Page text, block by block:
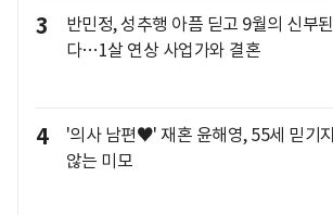
3
반민정, 성추행 아픔 딛고 9월의 신부된
다…1살 연상 사업가와 결혼
4
'의사 남편♥' 재혼 윤해영, 55세 믿기지
않는 미모